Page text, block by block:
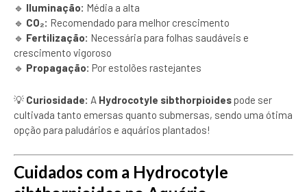
🔹 Iluminação: Média a alta
🔹 CO₂: Recomendado para melhor crescimento
🔹 Fertilização: Necessária para folhas saudáveis e
crescimento vigoroso
🔹 Propagação: Por estolões rastejantes
💡 Curiosidade: A Hydrocotyle sibthorpioidespode ser
cultivada tanto emersas quanto submersas, sendo uma ótima
opção para paludários e aquários plantados!
Cuidados com a Hydrocotyle